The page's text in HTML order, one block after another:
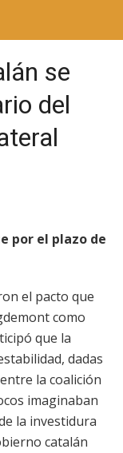
se
del
por el plazo de
el pacto que
como
que la
dadas
la coalición
imaginaban
la investidura
catalán